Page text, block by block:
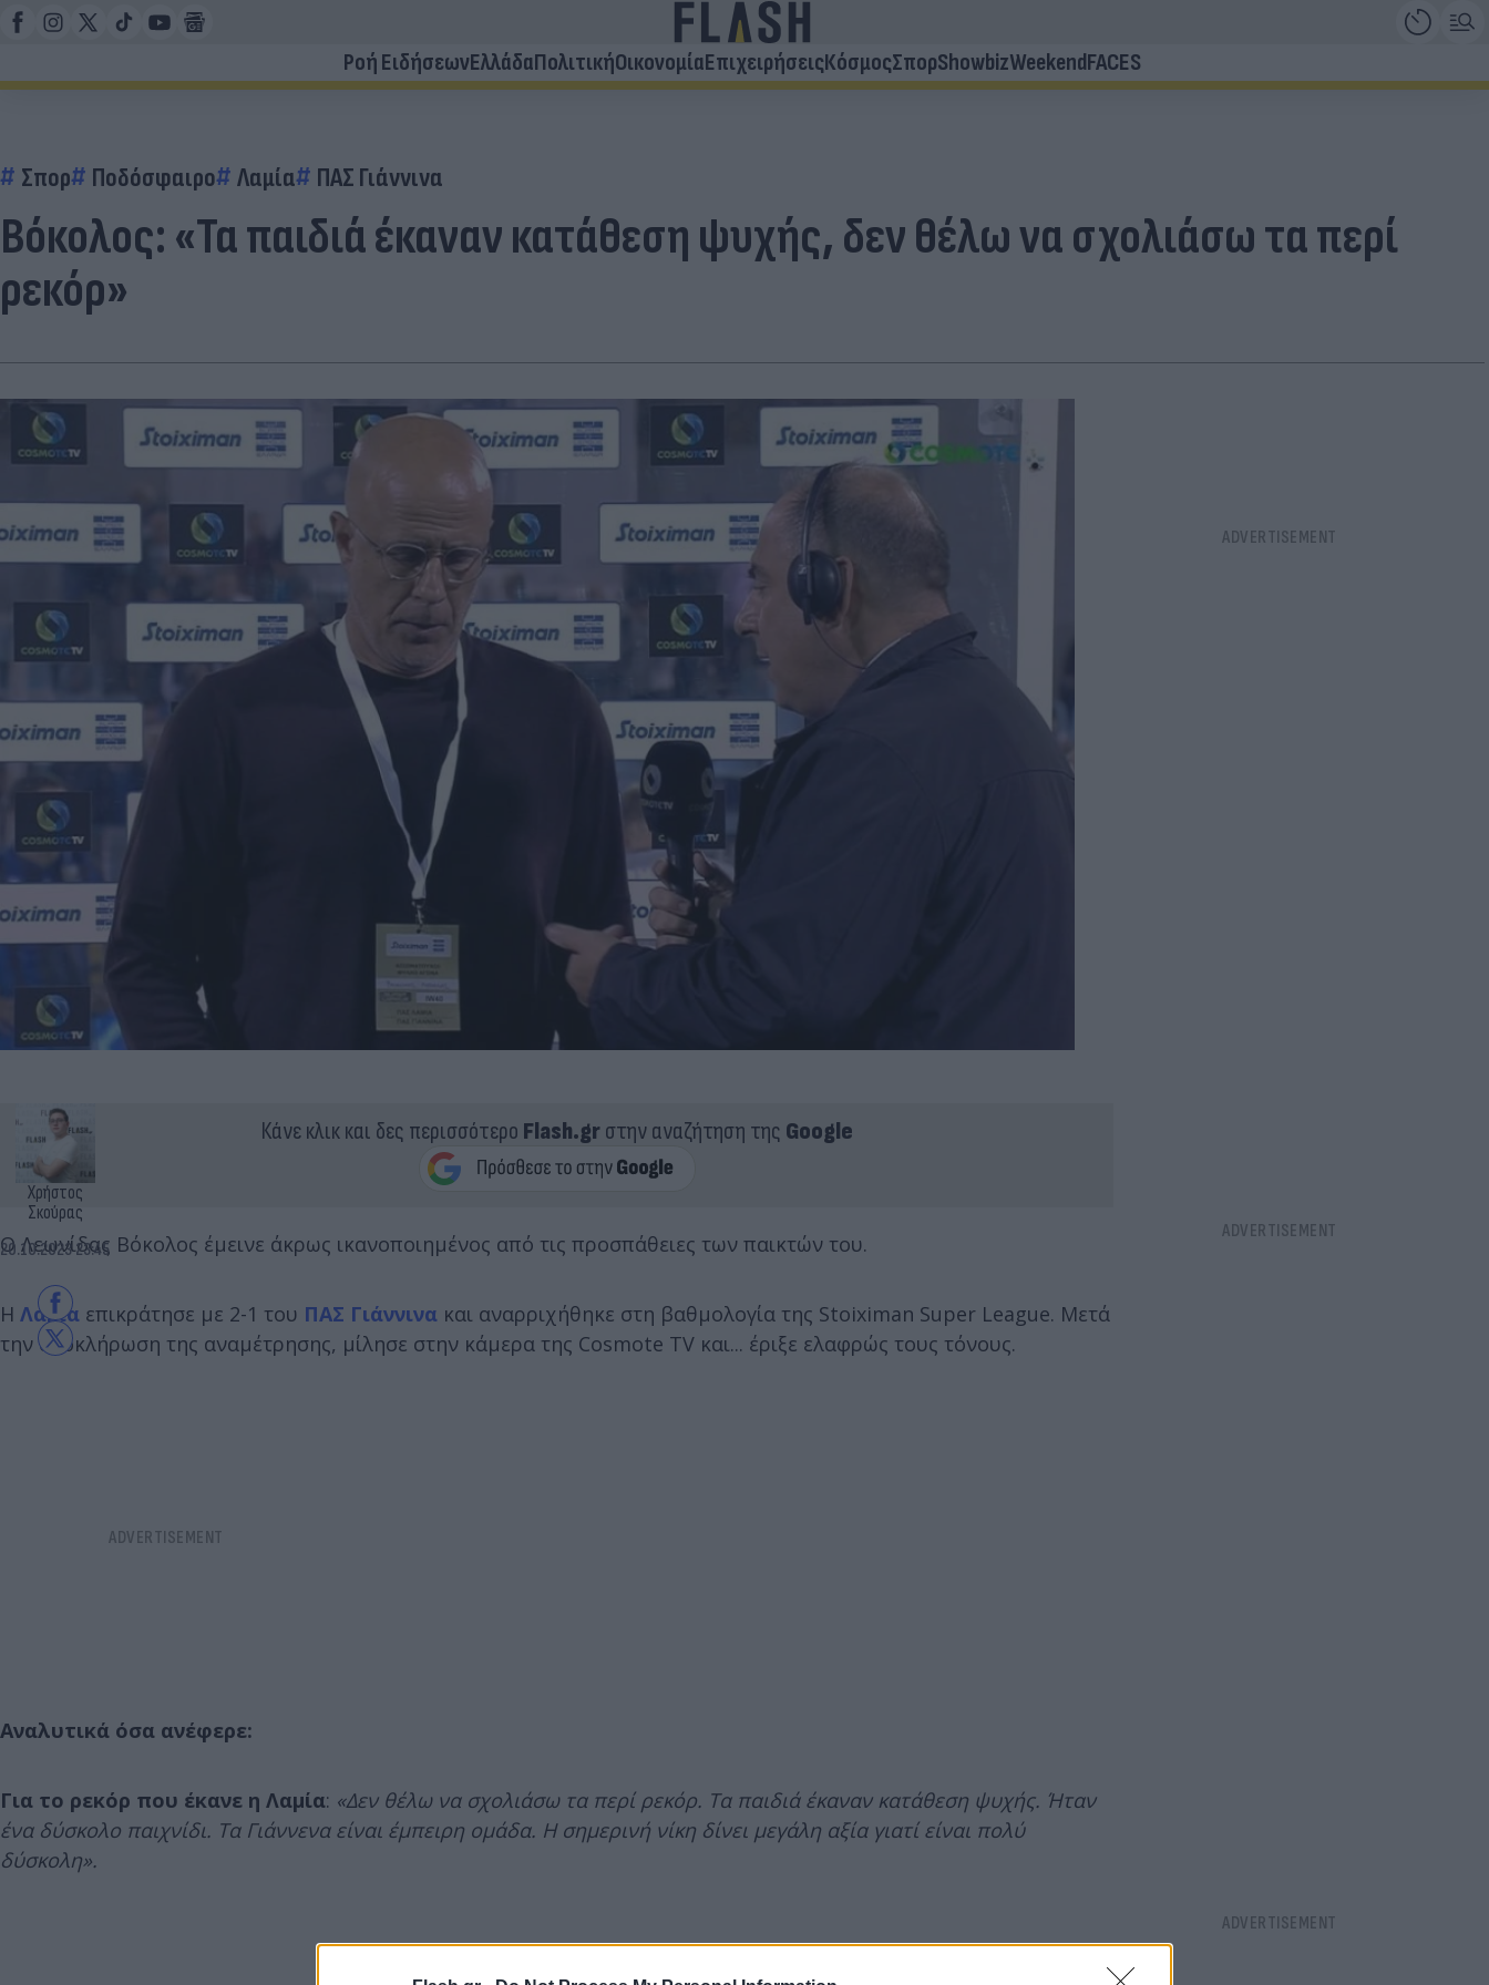
Ροή ΕιδήσεωνΕλλάδαΠολιτικήΟικονομίαΕπιχειρήσειςΚόσμοςΣπορShowbizWeekendFACES
Σπορ Ποδόσφαιρο Λαμία ΠΑΣ Γιάννινα
Βόκολος: «Τα παιδιά έκαναν κατάθεση ψυχής, δεν θέλω να σχολιάσω τα περί
ρεκόρ»
Χρήστος
Σκούρας
20.10.2023 23:45
Κάνε κλικ και δες περισσότερο Flash.grστην αναζήτηση της Google
Ο Λεωνίδας Βόκολος έμεινε άκρως ικανοποιημένος από τις προσπάθειες των παικτών του.
Η Λαμία επικράτησε με 2-1 του ΠΑΣ Γιάννινα και αναρριχήθηκε στη βαθμολογία της Stoiximan Super League. Μετά
την ολοκλήρωση της αναμέτρησης, μίλησε στην κάμερα της Cosmote TV και... έριξε ελαφρώς τους τόνους.
Αναλυτικά όσα ανέφερε:
Για το ρεκόρ που έκανε η Λαμία: «Δεν θέλω να σχολιάσω τα περί ρεκόρ. Τα παιδιά έκαναν κατάθεση ψυχής. Ήταν
ένα δύσκολο παιχνίδι. Τα Γιάννενα είναι έμπειρη ομάδα. Η σημερινή νίκη δίνει μεγάλη αξία γιατί είναι πολύ
δύσκολη».